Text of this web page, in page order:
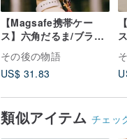
【Magsafe携帯ケー
ス】六角だるま/ブラッ
ク/凹凸タイルシリーズ
その後の物語
US$ 31.83
類似アイテム チェッ